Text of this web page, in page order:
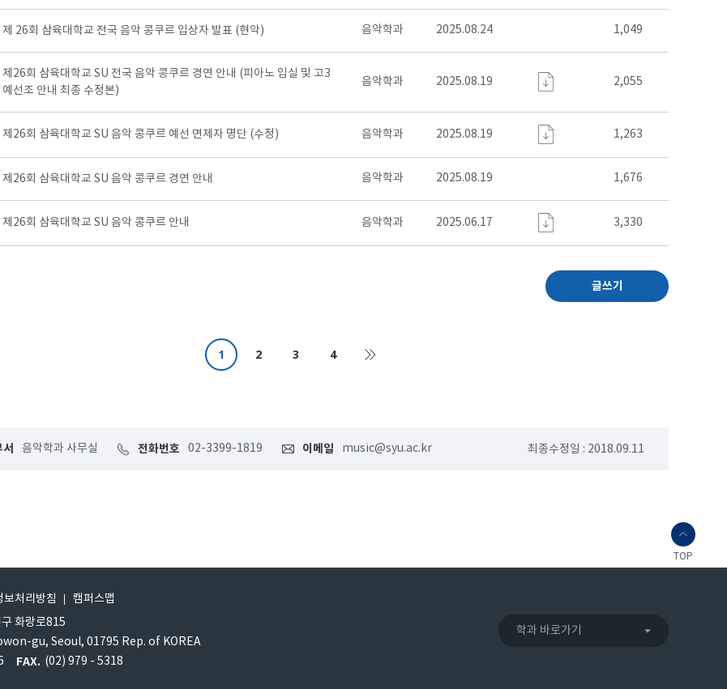
제 26회 삼육대학교 전국 음악 콩쿠르 입상자 발표 (현악) 음악학과 2025.08.24 1,049
제26회 삼육대학교 SU 전국 음악 콩쿠르 경연 안내 (피아노 입실 및 고3
예선조 안내 최종 수정본)
음악학과 2025.08.19 2,055
제26회 삼육대학교 SU 음악 콩쿠르 예선 면제자 명단 (수정) 음악학과 2025.08.19 1,263
제26회 삼육대학교 SU 음악 콩쿠르 경연 안내 음악학과 2025.08.19 1,676
제26회 삼육대학교 SU 음악 콩쿠르 안내 음악학과 2025.06.17 3,330
글쓰기
1 2 3 4
음악학과 사무실 전화번호 02-3399-1819 이메일 music@syu.ac.kr 최종수정일 : 2018.09.11
TOP
보처리방침
캠퍼스맵
화랑로815
gu, Seoul, 01795 Rep. of KOREA
FAX. (02) 979 - 5318
학과 바로가기